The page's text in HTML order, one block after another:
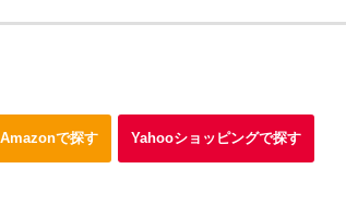
Amazonで探す Yahooショッピングで探す